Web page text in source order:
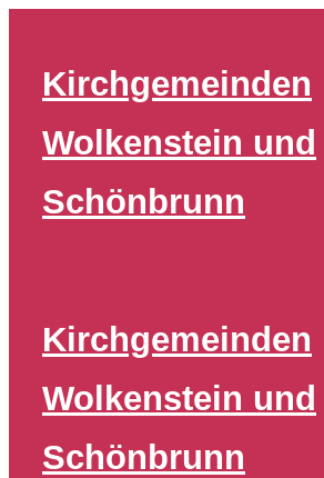
springen
Kirchgemeinden
Wolkenstein und
Schönbrunn
Kirchgemeinden
Wolkenstein und
Schönbrunn